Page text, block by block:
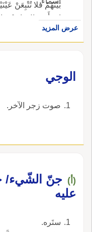
بَيْنَهُمْ فلا تُتْبِعَنْ
امرأَة؛ قال يا وَيْحَ
سَبُعٌ أَمْ مَسَّها لَمَمُ
ذكره مُلَيْحٌ الهُذَليُّ
البَعِيثَ حَفَّةً
عرض المزيد
الوجي
صوت زجر الآخر.
(أ) جنّ الشّيء/
عليه
ستَره.